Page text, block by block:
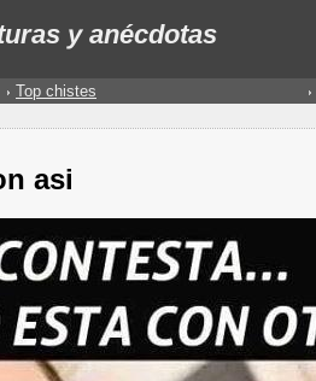
y anécdotas
Top chistes
asi